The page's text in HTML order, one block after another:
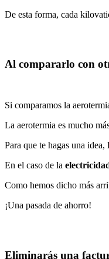
De esta forma, cada
Al compararlo con
Si comparamos la
La aerotermia es mucho
Para que te hagas una idea,
En el caso de la
Como hemos dicho más
¡Una pasada de ahorro!
Eliminarás una